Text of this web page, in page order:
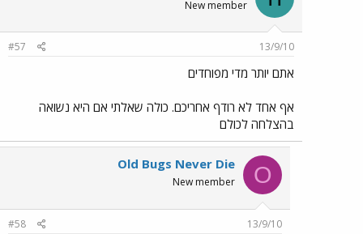
New member
13/9/10
#57
אתם יותר מדי מפוחדים
אף אחד לא רודף אחריכם. כולה שאלתי אם היא נשואה
בהצלחה לכולם
O
Old Bugs Never Die
New member
13/9/10
#58